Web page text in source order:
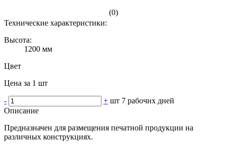
(0)
Технические характеристики:
Высота:
1200 мм
Цвет
Цена за 1 шт
- + шт 7 рабочих дней
Описание
Предназначен для размещения печатной продукции на
различных конструкциях.